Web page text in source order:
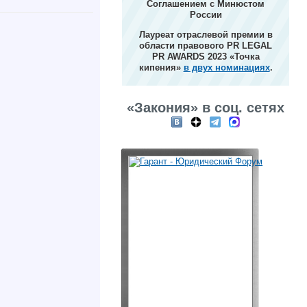
Соглашением с Минюстом
России
Лауреат отраслевой премии в
области правового PR LEGAL
PR AWARDS 2023 «Точка
кипения» в двух номинациях.
«Закония» в соц. сетях